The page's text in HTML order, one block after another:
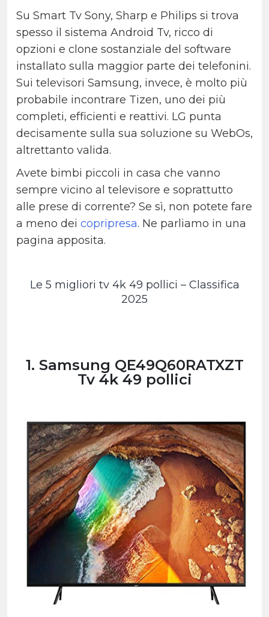
Su Smart Tv Sony, Sharp e Philips si trova
spesso il sistema Android Tv, ricco di
opzioni e clone sostanziale del software
installato sulla maggior parte dei telefonini.
Sui televisori Samsung, invece, è molto più
probabile incontrare Tizen, uno dei più
completi, efficienti e reattivi. LG punta
decisamente sulla sua soluzione su WebOs,
altrettanto valida.
Avete bimbi piccoli in casa che vanno
sempre vicino al televisore e soprattutto
alle prese di corrente? Se sì, non potete fare
a meno dei copripresa. Ne parliamo in una
pagina apposita.
Le 5 migliori tv 4k 49 pollici – Classifica
2025
1. Samsung QE49Q60RATXZT
Tv 4k 49 pollici